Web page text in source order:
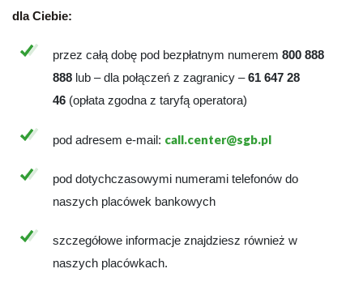
dla Ciebie:
przez całą dobę pod bezpłatnym numerem800 888
888 lub – dla połączeń z zagranicy –61 647 28
46 (opłata zgodna z taryfą operatora)
pod adresem e-mail: call.center@sgb.pl
pod dotychczasowymi numerami telefonów do
naszych placówek bankowych
szczegółowe informacje znajdziesz również w
naszych placówkach.